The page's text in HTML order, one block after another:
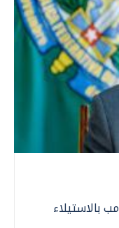
بالاستيلاء